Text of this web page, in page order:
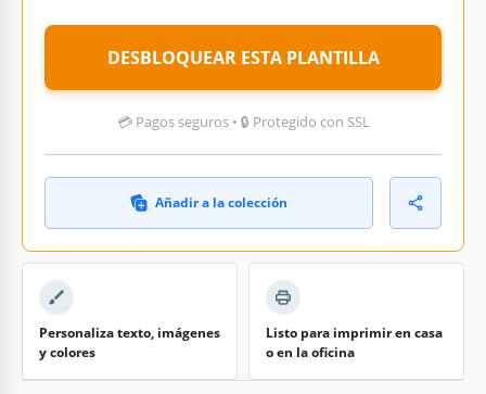
DESBLOQUEAR ESTA PLANTILLA
💳 Pagos seguros • 🔒 Protegido con SSL
Añadir a la colección
Personaliza texto, imágenes
y colores
Listo para imprimir en casa
o en la oficina